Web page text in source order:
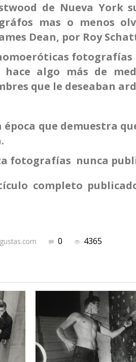
de Nueva York
mas o menos
Dean, por Roy
fotografías
hace algo más de
que le deseaban
época que demuestra
fotografías nunca
completo
0 4365